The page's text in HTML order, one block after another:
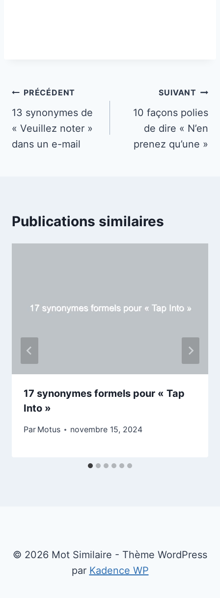
Navigation
de
l’article
PRÉCÉDENT
13 synonymes de
« Veuillez noter »
dans un e-mail
SUIVANT
10 façons polies
de dire « N’en
prenez qu’une »
Publications similaires
17 synonymes formels pour « Tap
Into »
Par Motus novembre 15, 2024
© 2026 Mot Similaire - Thème WordPress
par Kadence WP